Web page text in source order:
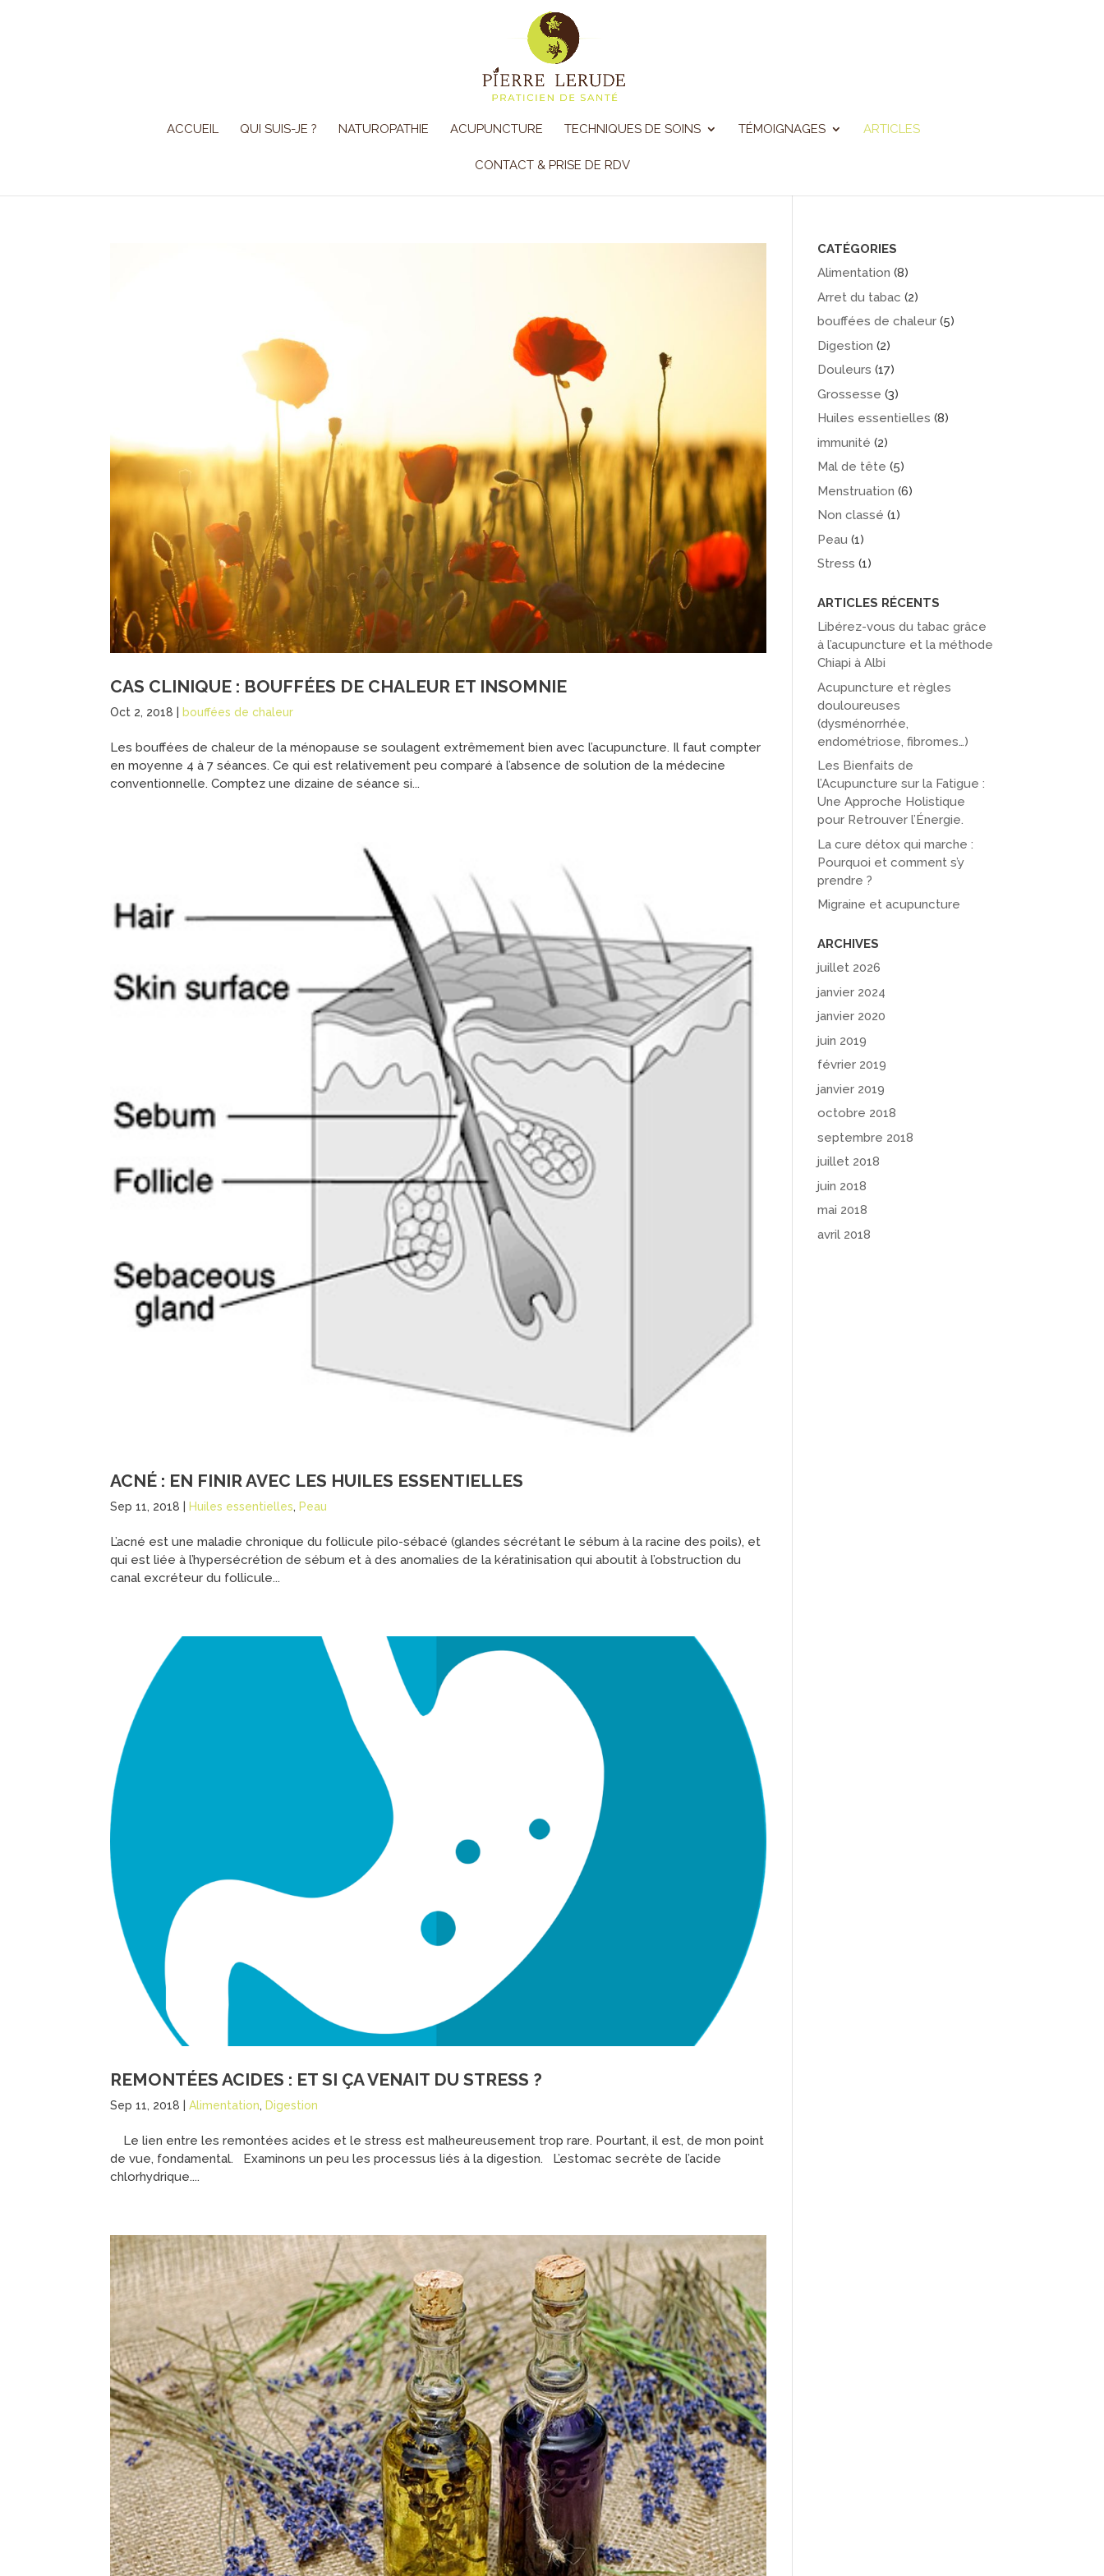
ACCUEIL QUI SUIS-JE ? NATUROPATHIE ACUPUNCTURE TECHNIQUES DE SOINS TÉMOIGNAGES ARTICLES
CONTACT & PRISE DE RDV
CAS CLINIQUE : BOUFFÉES DE CHALEUR ET INSOMNIE
Oct 2, 2018 bouffées de chaleur
Les bouffées de chaleur de la ménopause se soulagent extrêmement bien avec l’acupuncture. Il faut compter
en moyenne 4 à 7 séances. Ce qui est relativement peu comparé à l’absence de solution de la médecine
conventionnelle. Comptez une dizaine de séance si...
ACNÉ : EN FINIR AVEC LES HUILES ESSENTIELLES
Sep 11, 2018 Huiles essentielles, Peau
L’acné est une maladie chronique du follicule pilo-sébacé (glandes sécrétant le sébum à la racine des poils), et
qui est liée à l’hypersécrétion de sébum et à des anomalies de la kératinisation qui aboutit à l’obstruction du
canal excréteur du follicule...
REMONTÉES ACIDES : ET SI ÇA VENAIT DU STRESS ?
Sep 11, 2018 |Alimentation, Digestion
Le lien entre les remontées acides et le stress est malheureusement trop rare. Pourtant, il est, de mon point
de vue, fondamental. Examinons un peu les processus liés à la digestion. L’estomac secrète de l’acide
chlorhydrique....
CATÉGORIES
Alimentation (8)
Arret du tabac (2)
bouffées de chaleur(5)
Digestion (2)
Douleurs (17)
Grossesse (3)
Huiles essentielles (8)
immunité (2)
Mal de tête (5)
Menstruation (6)
Non classé (1)
Peau (1)
Stress (1)
ARTICLES RÉCENTS
Libérez-vous du tabac grâce
à l’acupuncture et la méthode
Chiapi à Albi
Acupuncture et règles
douloureuses
(dysménorrhée,
endométriose, fibromes…)
Les Bienfaits de
l’Acupuncture sur la Fatigue :
Une Approche Holistique
pour Retrouver l’Énergie.
La cure détox qui marche :
Pourquoi et comment s’y
prendre ?
Migraine et acupuncture
ARCHIVES
juillet 2026
janvier 2024
janvier 2020
juin 2019
février 2019
janvier 2019
octobre 2018
septembre 2018
juillet 2018
juin 2018
mai 2018
avril 2018